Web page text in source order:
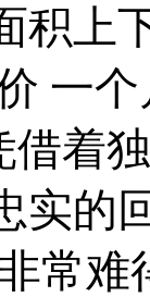
积上
一
借着
实的
常难